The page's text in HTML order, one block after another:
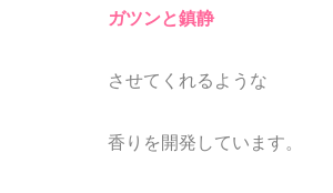
ガツンと鎮静
させてくれるような
香りを開発しています。